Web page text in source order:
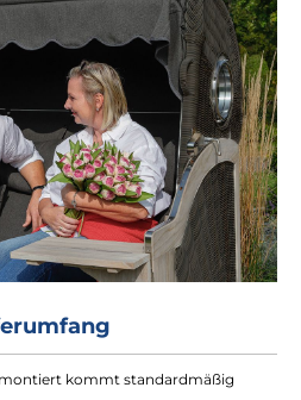
kommt standardmäßig